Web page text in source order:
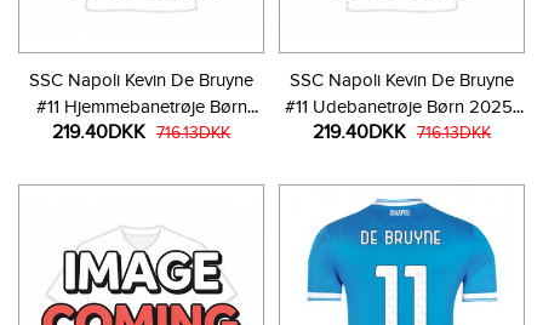
SSC Napoli Kevin De Bruyne
#11 Hjemmebanetrøje Børn
2025-26 Kortærmet (+ Korte
219.40DKK 716.13DKK
SSC Napoli Kevin De Bruyne
#11 Udebanetrøje Børn 2025-
26 Kortærmet (+ Korte bukser)
219.40DKK 716.13DKK